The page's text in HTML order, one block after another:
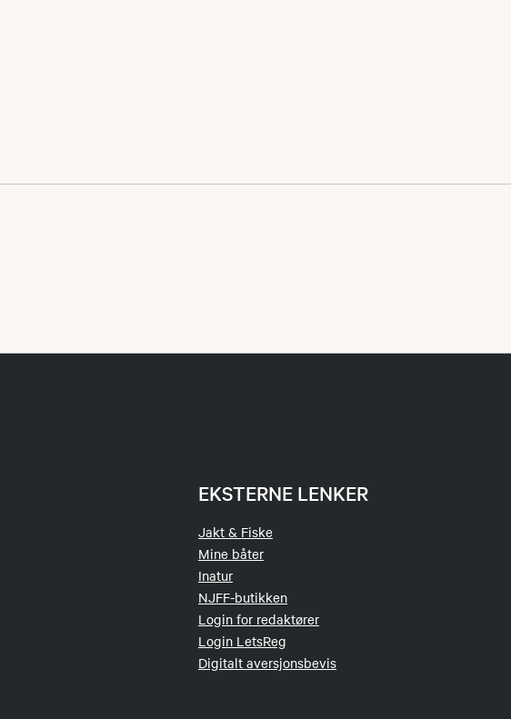
EKSTERNE LENKER
Jakt & Fiske
Mine båter
Inatur
NJFF-butikken
Login for redaktører
Login LetsReg
Digitalt aversjonsbevis